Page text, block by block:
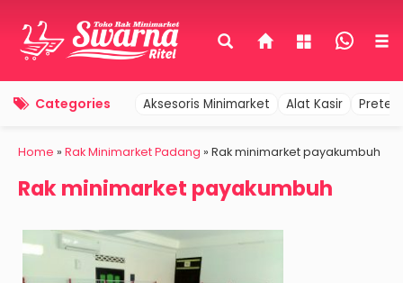
Categories Aksesoris Minimarket Alat Kasir
Home » Rak Minimarket Padang » Rak minimarket payakumbuh
Rak minimarket payakumbuh